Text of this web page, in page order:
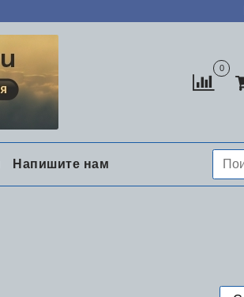
0
Напишите нам